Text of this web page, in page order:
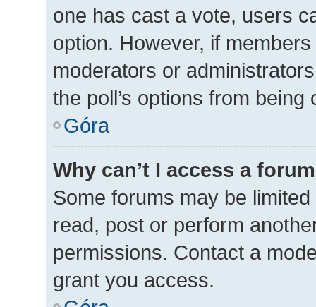
one has cast a vote, users
option. However, if
moderators or
the poll’s options from
Góra
Why can’t I access a
Some forums may be
read, post or perform
permissions. Contact a
grant you access.